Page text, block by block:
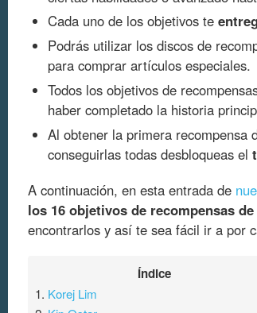
Cada uno de los objetivos te
Podrás utilizar los discos de
para comprar artículos especiales.
Todos los objetivos de
haber completado la historia
Al obtener la primera recompensa
conseguirlas todas desbloqueas el
A continuación, en esta entrada de
los 16 objetivos de recompensas
encontrarlos y así te sea fácil ir a por
Índice
1. Korej Lim